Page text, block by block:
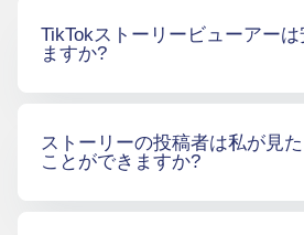
TikTokストーリービューアーは
ますか?
ログイン情報や個人情報を
りません。また、煩わしい広
ー名だけで正常に機能します
ストーリーの投稿者は私が見
ことができますか?